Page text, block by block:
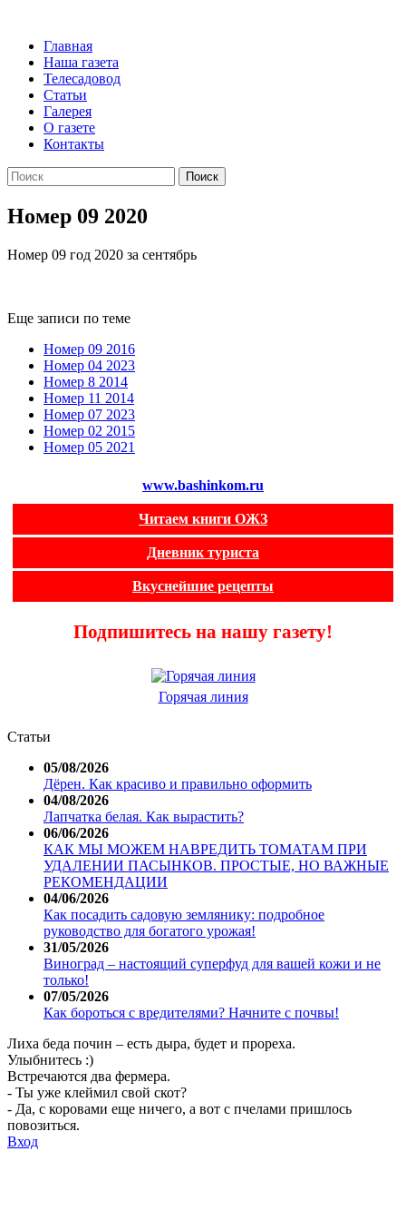
Главная
Наша газета
Телесадовод
Статьи
Галерея
О газете
Контакты
Поиск
Номер 09 2020
Номер 09 год 2020 за сентябрь
Еще записи по теме
Номер 09 2016
Номер 04 2023
Номер 8 2014
Номер 11 2014
Номер 07 2023
Номер 02 2015
Номер 05 2021
www.bashinkom.ru
Читаем книги ОЖЗ
Дневник туриста
Вкуснейшие рецепты
Подпишитесь на нашу газету!
Горячая линия
Статьи
05/08/2026
Дёрен. Как красиво и правильно оформить
04/08/2026
Лапчатка белая. Как вырастить?
06/06/2026
КАК МЫ МОЖЕМ НАВРЕДИТЬ ТОМАТАМ ПРИ
УДАЛЕНИИ ПАСЫНКОВ. ПРОСТЫЕ, НО ВАЖНЫЕ
РЕКОМЕНДАЦИИ
04/06/2026
Как посадить садовую землянику: подробное
руководство для богатого урожая!
31/05/2026
Виноград – настоящий суперфуд для вашей кожи и не
только!
07/05/2026
Как бороться с вредителями? Начните с почвы!
Лиха беда почин – есть дыра, будет и прореха.
Улыбнитесь :)
Встречаются два фермера.
- Ты уже клеймил свой скот?
- Да, с коровами еще ничего, а вот с пчелами пришлось
повозиться.
Вход